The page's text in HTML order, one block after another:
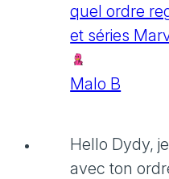
quel ordre
et séries
Malo B
Hello Dydy,
avec ton